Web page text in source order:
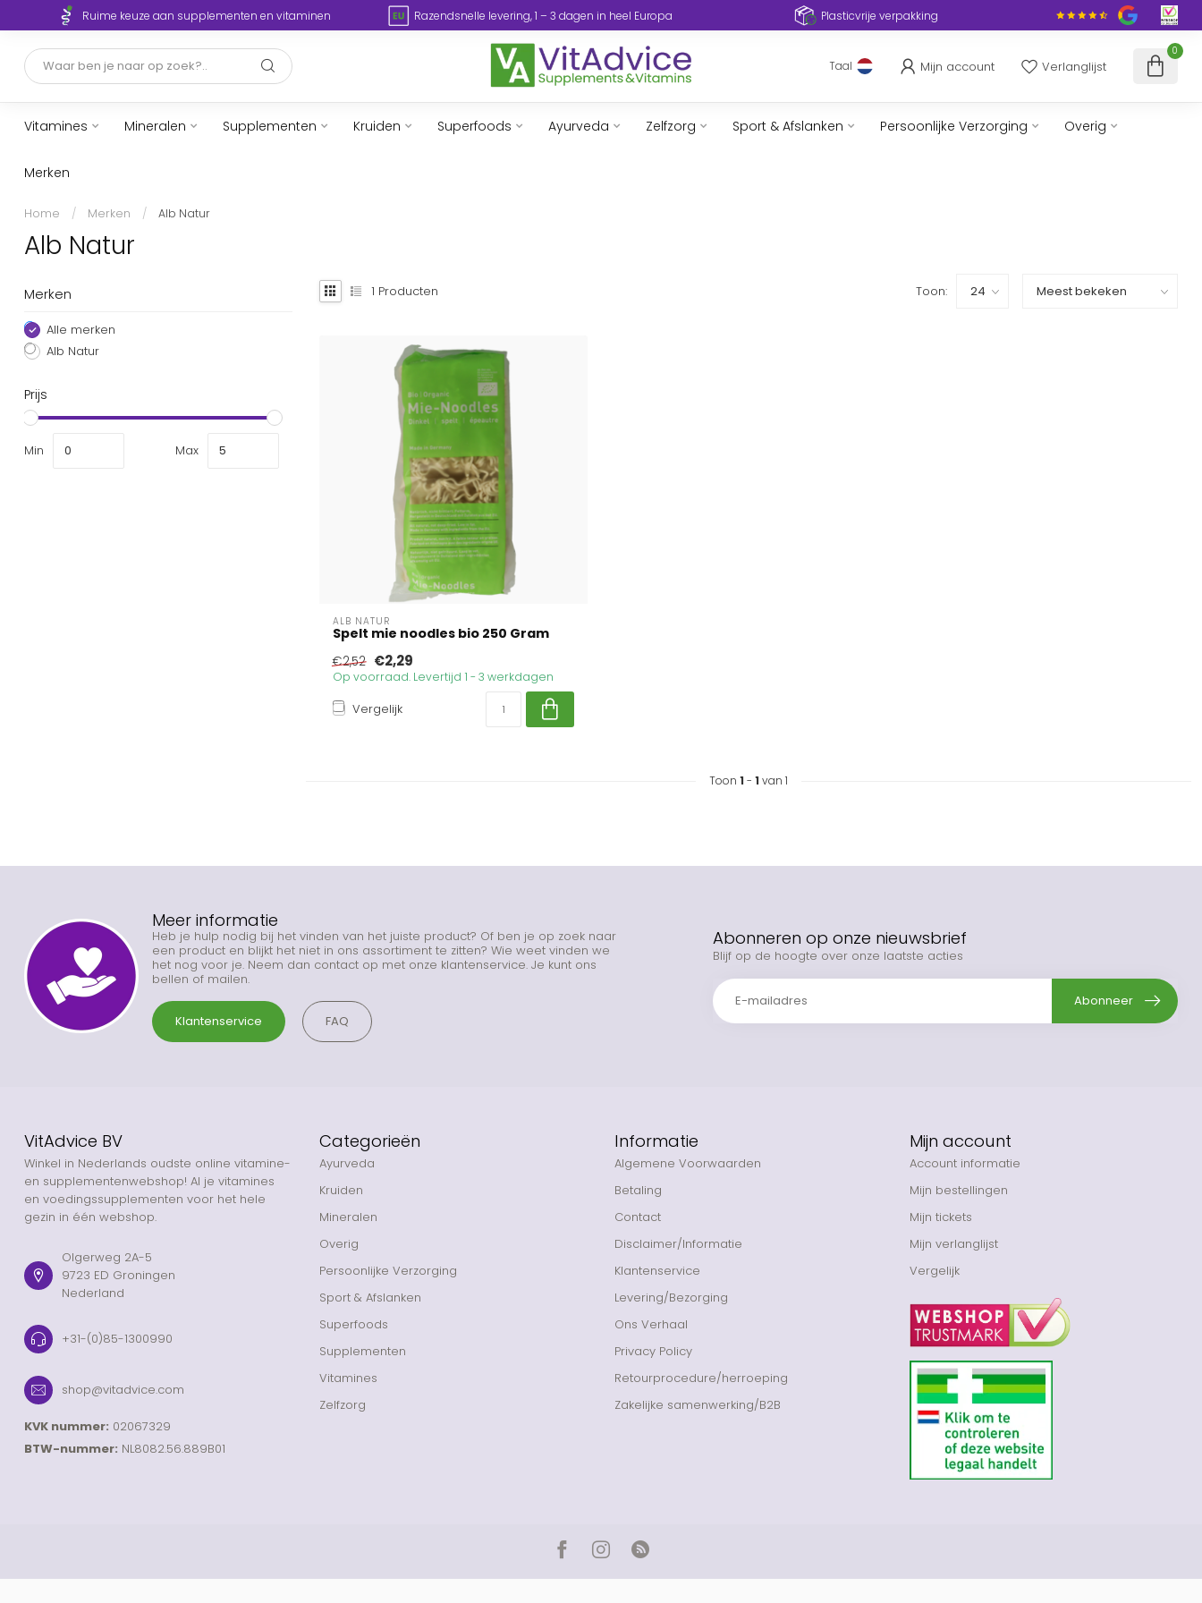
Ruime keuze aan supplementen en vitaminen Razendsnelle levering, 1 – 3 dagen in heel Europa Plasticvrije verpakking
Taal Mijn account Verlanglijst
0
Vitamines Mineralen Supplementen Kruiden Superfoods Ayurveda Zelfzorg Sport & Afslanken Persoonlijke Verzorging Overig
Merken
Home / Merken / Alb Natur
Alb Natur
Merken
Alle merken
Alb Natur
Prijs
Min Max
1 Producten Toon:
ALB NATUR
Spelt mie noodles bio 250 Gram
€2,52 €2,29
Op voorraad. Levertijd 1 - 3 werkdagen
Vergelijk
Toon 1 - 1 van 1
Meer informatie
Heb je hulp nodig bij het vinden van het juiste product? Of ben je op zoek naar
een product en blijkt het niet in ons assortiment te zitten? Wie weet vinden we
het nog voor je. Neem dan contact op met onze klantenservice. Je kunt ons
bellen of mailen.
Klantenservice FAQ
Abonneren op onze nieuwsbrief
Blijf op de hoogte over onze laatste acties
Abonneer
VitAdvice BV
Winkel in Nederlands oudste online vitamine-
en supplementenwebshop! Al je vitamines
en voedingssupplementen voor het hele
gezin in één webshop.
Olgerweg 2A-5
9723 ED Groningen
Nederland
+31-(0)85-1300990
shop@vitadvice.com
KVK nummer: 02067329
BTW-nummer: NL8082.56.889B01
Categorieën
Ayurveda
Kruiden
Mineralen
Overig
Persoonlijke Verzorging
Sport & Afslanken
Superfoods
Supplementen
Vitamines
Zelfzorg
Informatie
Algemene Voorwaarden
Betaling
Contact
Disclaimer/Informatie
Klantenservice
Levering/Bezorging
Ons Verhaal
Privacy Policy
Retourprocedure/herroeping
Zakelijke samenwerking/B2B
Mijn account
Account informatie
Mijn bestellingen
Mijn tickets
Mijn verlanglijst
Vergelijk